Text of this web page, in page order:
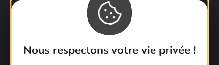
Nous respectons votre vie privée !
Contactez-nous !
Foire aux questions
Cartoguides et Topoguides